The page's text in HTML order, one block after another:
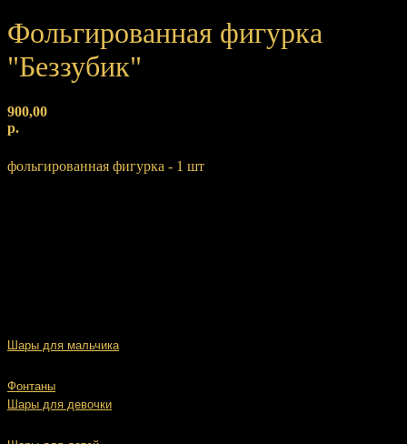
Шары для мальчика
Фонтаны
Шары для девочки
Фольгированная фигурка
"Беззубик"
900,00
р.
фольгированная фигурка - 1 шт